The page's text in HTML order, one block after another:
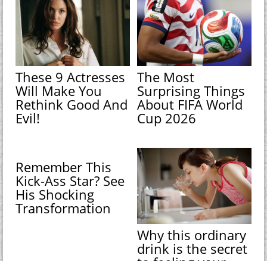
These 9 Actresses
Will Make You
Rethink Good And
Evil!
The Most
Surprising Things
About FIFA World
Cup 2026
Remember This
Kick-Ass Star? See
His Shocking
Transformation
Why this ordinary
drink is the secret